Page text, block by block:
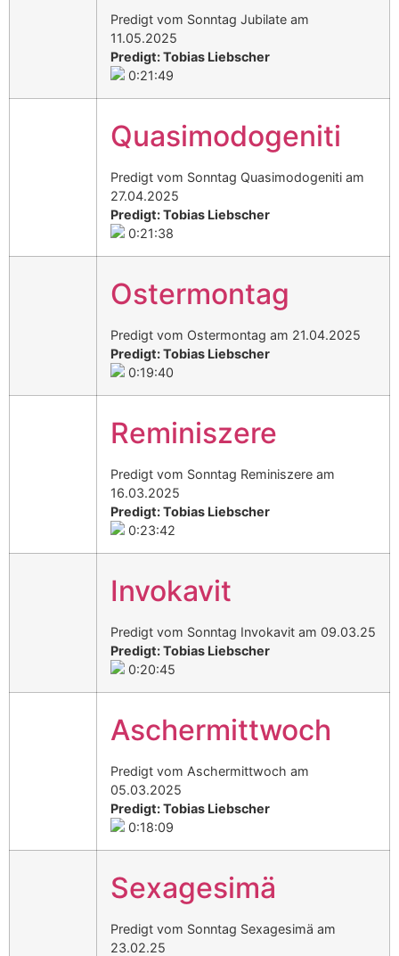
Predigt vom Sonntag Jubilate am
11.05.2025
Predigt: Tobias Liebscher
0:21:49
Quasimodogeniti
Predigt vom Sonntag Quasimodogeniti am
27.04.2025
Predigt: Tobias Liebscher
0:21:38
Ostermontag
Predigt vom Ostermontag am 21.04.2025
Predigt: Tobias Liebscher
0:19:40
Reminiszere
Predigt vom Sonntag Reminiszere am
16.03.2025
Predigt: Tobias Liebscher
0:23:42
Invokavit
Predigt vom Sonntag Invokavit am 09.03.25
Predigt: Tobias Liebscher
0:20:45
Aschermittwoch
Predigt vom Aschermittwoch am
05.03.2025
Predigt: Tobias Liebscher
0:18:09
Sexagesimä
Predigt vom Sonntag Sexagesimä am
23.02.25